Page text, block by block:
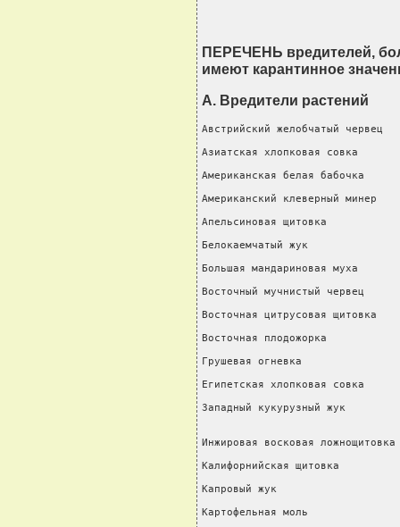
ПЕРЕЧЕНЬ вредителей,
имеют карантинное
А. Вредители растений
Австрийский желобчатый
Азиатская хлопковая совка
Американская белая бабочка
Американский клеверный
Апельсиновая щитовка
Белокаемчатый жук
Большая мандариновая муха
Восточный мучнистый червец
Восточная цитрусовая щитовка
Восточная плодожорка
Грушевая огневка
Египетская хлопковая совка
Западный кукурузный жук
Инжировая восковая
Калифорнийская щитовка
Капровый жук
Картофельная моль